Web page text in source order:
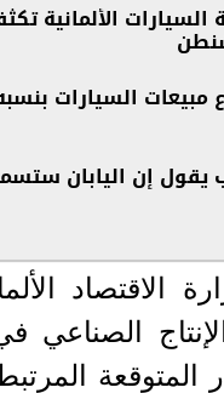
السيارات الألمانية
السيارات بنسبه 31.44%عن الشهر
إن اليابان ستسمح
الاقتصاد
الصناعي
المتوقعة